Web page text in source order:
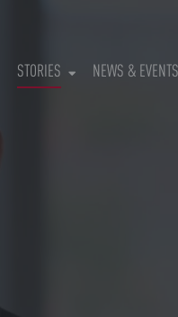
STORIES (CURRENT)NEWS & EVENTS